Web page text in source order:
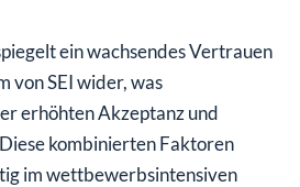
ein wachsendes Vertrauen
von SEI wider, was
erhöhten Akzeptanz und
kombinierten Faktoren
im wettbewerbsintensiven